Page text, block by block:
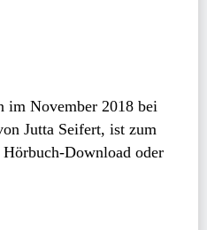
im November 2018 bei
Jutta Seifert, ist zum
Download oder